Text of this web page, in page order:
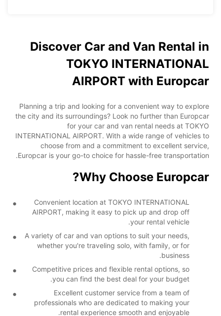
Discover Car and Van Rental in
TOKYO INTERNATIONAL
AIRPORT with Europcar
Planning a trip and looking for a convenient way to explore
the city and its surroundings? Look no further than Europcar
for your car and van rental needs at TOKYO
INTERNATIONAL AIRPORT. With a wide range of vehicles to
choose from and a commitment to excellent service,
Europcar is your go-to choice for hassle-free transportation.
Why Choose Europcar?
Convenient location at TOKYO INTERNATIONAL
AIRPORT, making it easy to pick up and drop off
your rental vehicle.
A variety of car and van options to suit your needs,
whether you're traveling solo, with family, or for
business.
Competitive prices and flexible rental options, so
you can find the best deal for your budget.
Excellent customer service from a team of
professionals who are dedicated to making your
rental experience smooth and enjoyable.